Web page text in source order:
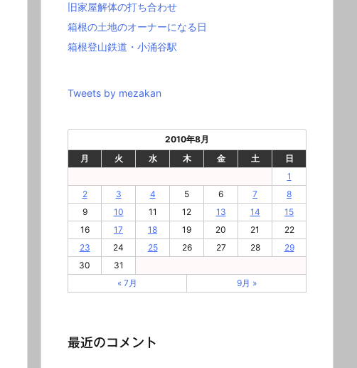
旧家屋解体の打ち合わせ
箱根の土地のオーナーになる日
箱根登山鉄道・小涌谷駅
Tweets by mezakan
2010年8月
月
火 水 木 金 土
日
1
2
3 4 5 6 7
8
9
10 11 12 13 14
15
16
17 18 19 20 21
22
23
24 25 26 27 28
29
30
31
« 7月
9月 »
最近のコメント